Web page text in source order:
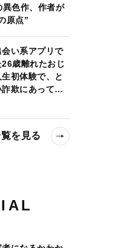
は日常茶飯事」自民・長谷
異色作、作者が
原点”
会い系アプリで
歳離れたおじ
初体験で、と
詐欺にあって…
を見る